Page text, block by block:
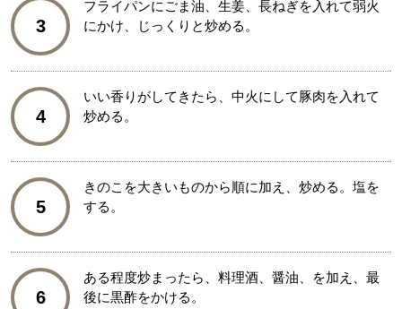
3
フライパンにごま油、生姜、長ねぎを入れて弱火
にかけ、じっくりと炒める。
4
いい香りがしてきたら、中火にして豚肉を入れて
炒める。
5
きのこを大きいものから順に加え、炒める。塩を
する。
6
ある程度炒まったら、料理酒、醤油、を加え、最
後に黒酢をかける。